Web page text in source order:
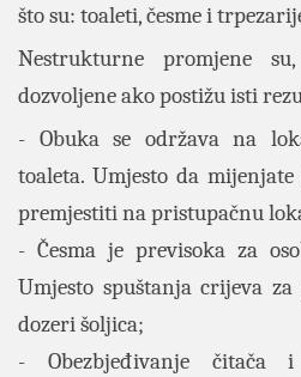
što su: toaleti, česme i
Nestrukturne promjene
dozvoljene ako postižu isti
- Obuka se održava na
toaleta. Umjesto da
premjestiti na pristupačnu
- Česma je previsoka za
Umjesto spuštanja crijeva
dozeri šoljica;
- Obezbjeđivanje čitača